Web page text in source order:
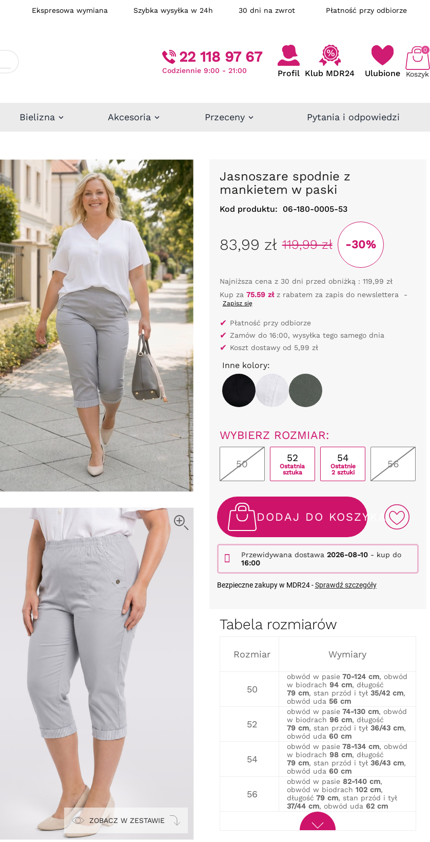
Ekspresowa wymiana Szybka wysyłka w 24h 30 dni na zwrot Płatność przy odbiorze
22 118 97 67
Codziennie 9:00 - 21:00 Profil Klub MDR24 Ulubione Koszyk
0
Bielizna Akcesoria Przeceny Pytania i odpowiedzi
ZOBACZ W ZESTAWIE
Jasnoszare spodnie z
mankietem w paski
Kod produktu: 06-180-0005-53
83,99 zł 119,99 zł -30%
Najniższa cena z 30 dni przed obniżką : 119,99 zł
Kup za 75.59 złz rabatem za zapis do newslettera -
Zapisz się
✔ Płatność przy odbiorze
✔ Zamów do 16:00, wysyłka tego samego dnia
✔ Koszt dostawy od 5,99 zł
Inne kolory:
WYBIERZ ROZMIAR:
50
52
Ostatnia
sztuka
54
Ostatnie
2 sztuki
56
DODAJ DO KOSZYKA
Przewidywana dostawa 2026-08-10- kup do
16:00
Bezpieczne zakupy w MDR24 -Sprawdź szczegóły
Tabela rozmiarów
Rozmiar Wymiary
50
obwód w pasie 70-124 cm, obwód
w biodrach 94 cm, długość
79 cm, stan przód i tył 35/42 cm,
obwód uda 56 cm
52
obwód w pasie 74-130 cm, obwód
w biodrach 96 cm, długość
79 cm, stan przód i tył 36/43 cm,
obwód uda 60 cm
54
obwód w pasie 78-134 cm, obwód
w biodrach 98 cm, długość
79 cm, stan przód i tył 36/43 cm,
obwód uda 60 cm
56
obwód w pasie 82-140 cm,
obwód w biodrach 102 cm,
długość 79 cm, stan przód i tył
37/44 cm, obwód uda 62 cm